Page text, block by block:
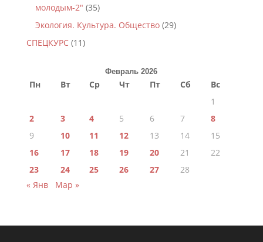
молодым-2" (35)
Экология. Культура. Общество(29)
СПЕЦКУРС(11)
Февраль 2026
Пн Вт Ср Чт Пт Сб
Вс
1
2
3 4 5 6 7
8
9
10 11 12 13 14
15
16
17 18 19 20 21
22
23
24 25 26 27
28
« Янв
Мар »